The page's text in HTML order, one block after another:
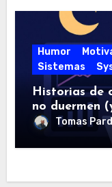
Humor
Sistemas
Historias de
no duermen
Tomas